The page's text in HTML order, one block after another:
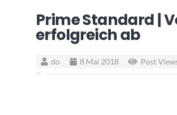
Prime Standard |
erfolgreich ab
do 8 Mai 2018 Post